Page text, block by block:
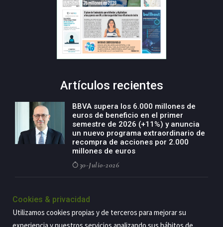
Artículos recientes
BBVA supera los 6.000 millones de
euros de beneficio en el primer
semestre de 2026 (+11%) y anuncia
un nuevo programa extraordinario de
recompra de acciones por 2.000
millones de euros
30-Julio-2026
negocio agro con un modelo global
países
Cookies & privacidad
Utilizamos cookies propias y de terceros para mejorar su